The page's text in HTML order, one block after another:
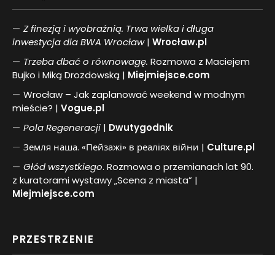
Z finezją i wyobraźnią. Trwa wielka i długa
inwestycja dla BWA Wrocław| Wrocław.pl
Trzeba dbać o równowagę. Rozmowa z Maciejem
Bujko i Miką Drozdowską | Miejmiejsce.com
Wrocław – Jak zaplanować weekend w modnym
mieście? | Vogue.pl
PolaRegeneracji | Dwutygodnik
Земля наша. «Пейзажі» в реаліях війни | Culture.pl
Głód wszystkiego. Rozmowa o przemianach lat 90.
z kuratorami wystawy „Scena z miasta” |
Miejmiejsce.com
PRZESTRZENIE